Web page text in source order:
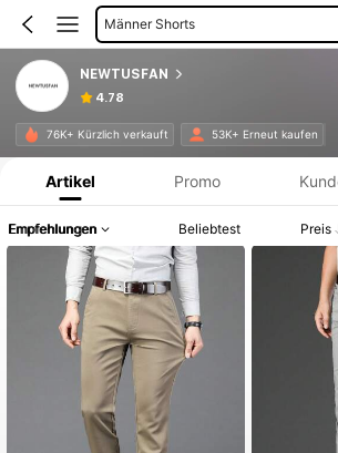
Männer Jeans
NEWTUSFAN
4.78
76K+ Kürzlich verkauft 53K+ Erneut kaufen
Produktinformation: Preisangabe, Verkaufs- und
Artikel Promo
Empfehlungen Beliebtest Preis